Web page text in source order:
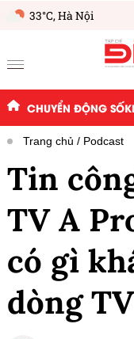
33°C,Hà Nội
CHUYỂN ĐỘNG SỐ
Trang chủ Podcast
Tin
TV A
có gì
dòng